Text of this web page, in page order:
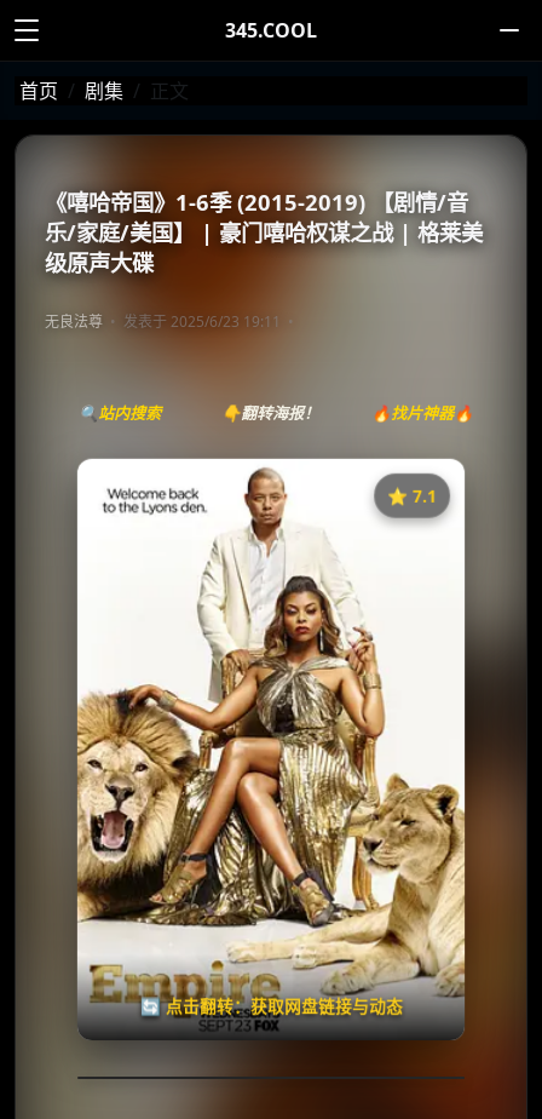
345.COOL
首页 剧集 正文
《嘻哈帝国》1-6季 (2015-2019) 【剧情/音
乐/家庭/美国】 | 豪门嘻哈权谋之战 | 格莱美
级原声大碟
无良法尊 发表于 2025/6/23 19:11
🔍站内搜索 👇翻转海报！ 🔥找片神器🔥
⭐️ 7.1
🔄 点击翻转：获取网盘链接与动态
《嘻哈帝国》
收藏
⭐️ 评分：7.1 | 🎬 2015年
✅ 已完结
夸克网盘
失效请反馈
🧧️
天天领红包